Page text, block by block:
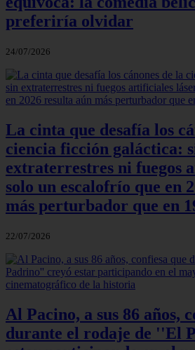
preferiría olvidar
24/07/2026
La cinta que desafía los
ciencia ficción galáctica:
extraterrestres ni fuegos
solo un escalofrío que en
más perturbador que en
22/07/2026
Al Pacino, a sus 86 años,
durante el rodaje de ''El